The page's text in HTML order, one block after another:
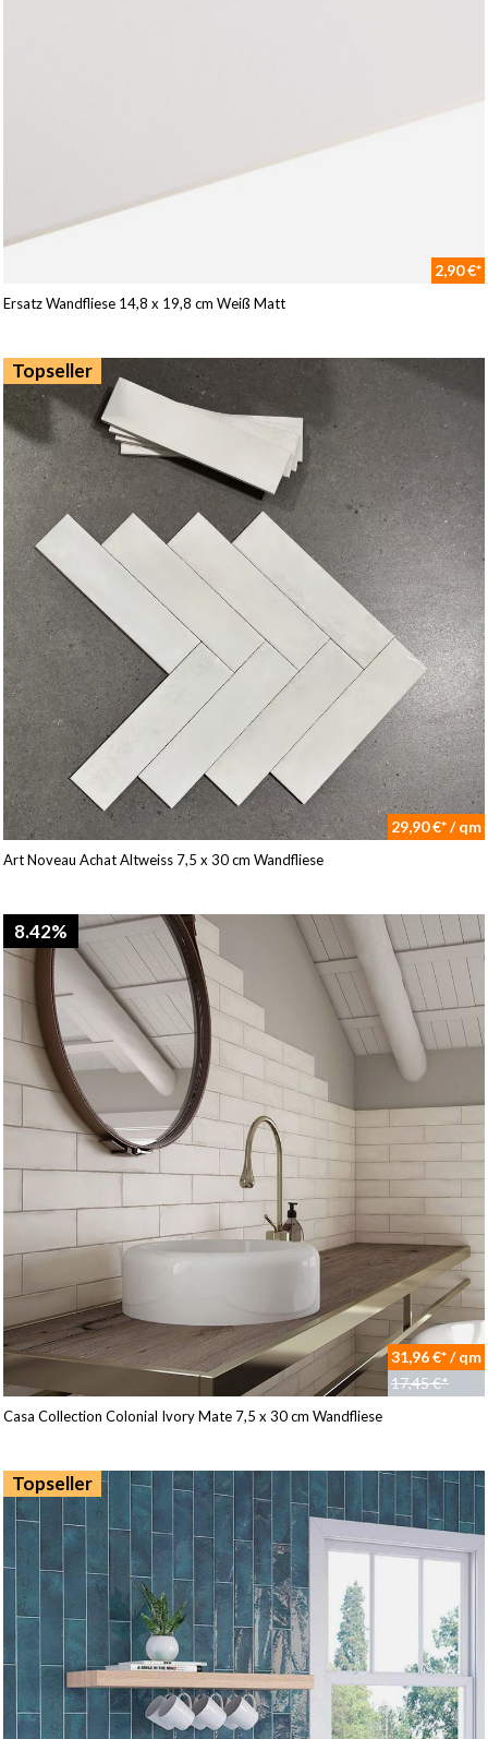
2,90 €*
Ersatz Wandfliese 14,8 x 19,8 cm Weiß Matt
Topseller
29,90 €* / qm
Art Noveau Achat Altweiss 7,5 x 30 cm Wandfliese
8.42%
31,96 €* / qm
17,45 €*
Casa Collection Colonial Ivory Mate 7,5 x 30 cm Wandfliese
Topseller